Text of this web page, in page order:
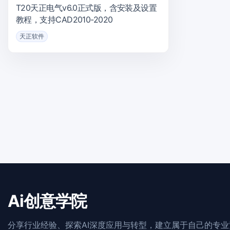
T20天正电气v6.0正式版，含安装及设置
教程，支持CAD2010-2020
天正软件
Ai创意学院
分享行业经验、探索AI深度应用与转型，建立属于自己的专业